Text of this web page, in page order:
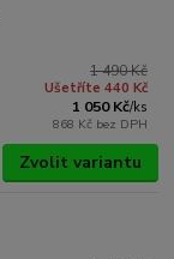
1 490 Kč
Ušetříte 440 Kč
1 050 Kč/ks
868 Kč bez DPH
Zvolit variantu